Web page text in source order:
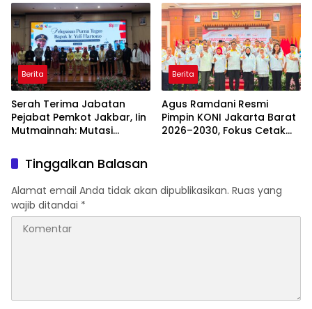
Pengeroyokan
Berita
Serah Terima Jabatan
Pejabat Pemkot Jakbar, Iin
Mutmainnah: Mutasi
untuk Perkuat Pelayanan
Publik
Berita
Agus Ramdani Resmi
Pimpin KONI Jakarta Barat
2026–2030, Fokus Cetak
Tinggalkan Balasan
Alamat email Anda tidak akan dipublikasikan. Ruas yang
wajib ditandai *